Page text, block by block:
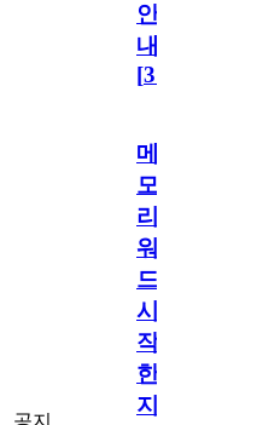
안
내
[31
공지
메
모
리
워
드
시
작
한
지